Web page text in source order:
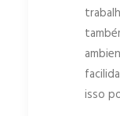
isso